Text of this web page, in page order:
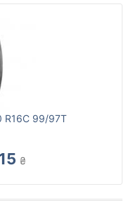
R16C 99/97T
₴